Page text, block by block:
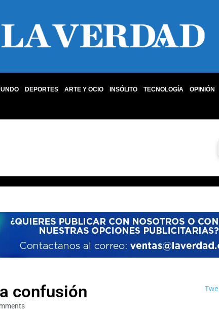
DEPORTES ARTE Y OCIO INSÓLITO TECNOLOGÍA OPINIÓN
confusión